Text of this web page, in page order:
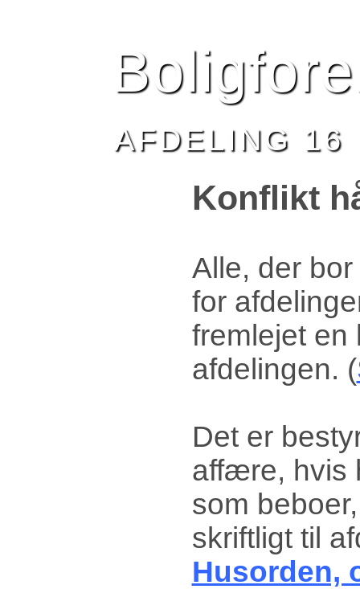
AFDELING 16
Konflikt
Alle, der
for
fremlejet en
afdelingen. (
Det er
affære, hvis
som
skriftligt til
Husorden,